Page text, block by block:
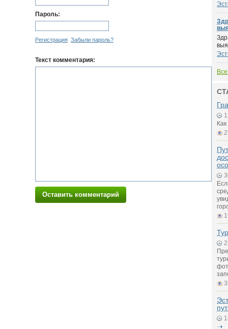
Пароль:
Регистрация Забыли пароль?
Текст комментария:
Оставить комментарий